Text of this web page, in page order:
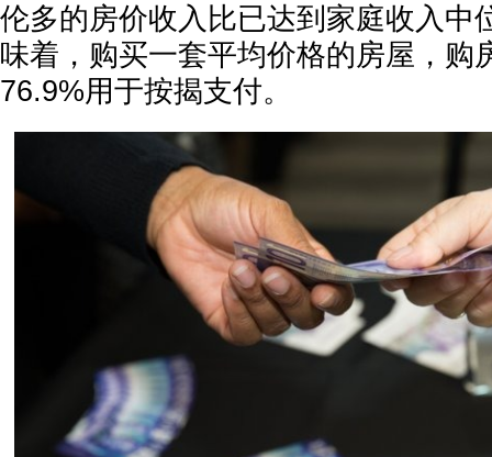
伦多的房价收入比已达到家庭收入中
味着，购买一套平均价格的房屋，购
76.9%用于按揭支付。